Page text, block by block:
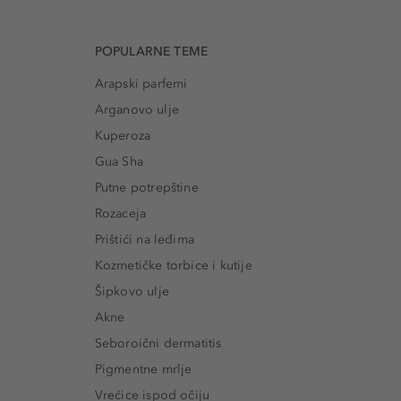
POPULARNE TEME
Arapski parfemi
Arganovo ulje
Kuperoza
Gua Sha
Putne potrepštine
Rozaceja
Prištići na leđima
Kozmetičke torbice i kutije
Šipkovo ulje
Akne
Seboroični dermatitis
Pigmentne mrlje
Vrećice ispod očiju